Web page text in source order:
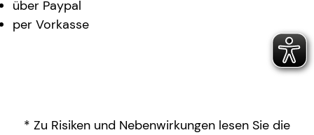
über Paypal
per Vorkasse
* Zu Risiken und Nebenwirkungen lesen Sie die